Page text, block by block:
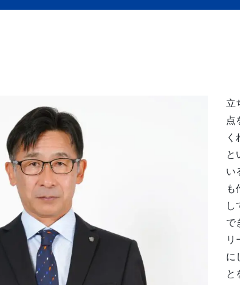
立
点
く
と
い
も
し
で
リ
に
と